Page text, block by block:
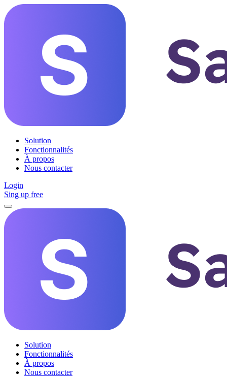
Solution
Fonctionnalités
À propos
Nous contacter
Login
Sing up free
Solution
Fonctionnalités
À propos
Nous contacter